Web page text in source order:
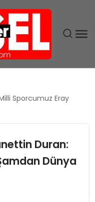
Sporcumuz Eray
Duran:
Dünya